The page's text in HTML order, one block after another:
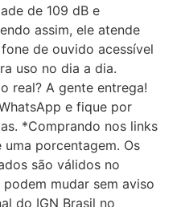
de 109 dB e
assim, ele atende
de ouvido acessível
uso no dia a dia.
real? A gente entrega!
e fique por
*Comprando nos links
uma porcentagem. Os
são válidos no
mudar sem aviso
do IGN Brasil no